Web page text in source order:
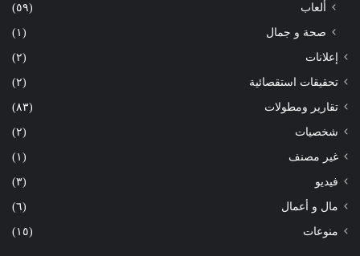
ألعاب
(٥٩)
صحة و جمال
(١)
إعلانات (٢)
تحقيقات استقصائية (٢)
تقارير ومطولات (٨٣)
شخصيات (٢)
غير مصنف (١)
فيديو (٣)
مال و أعمال (٦)
منوعات (١٥)